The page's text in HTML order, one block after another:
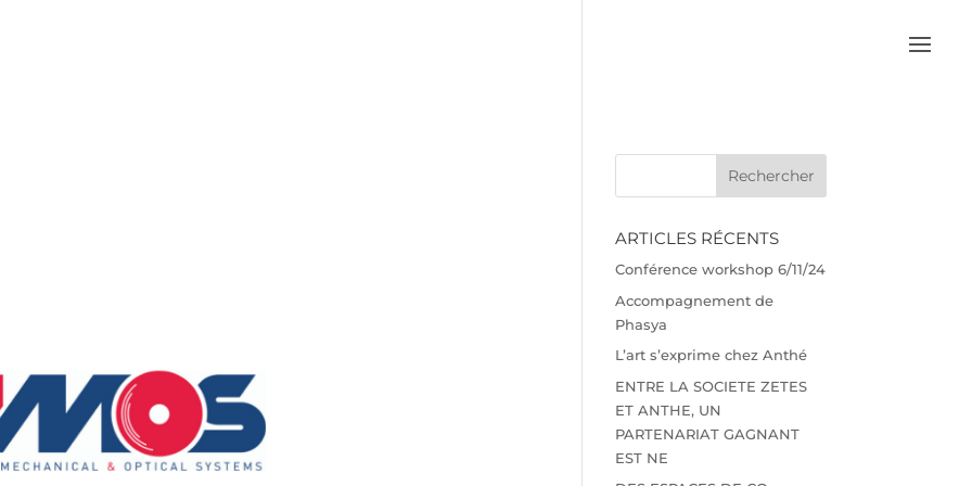
ARTICLES RÉCENTS
Conférence workshop 6/11/24
Accompagnement de
Phasya
L’art s’exprime chez Anthé
ENTRE LA SOCIETE ZETES
ET ANTHE, UN
PARTENARIAT GAGNANT
EST NE